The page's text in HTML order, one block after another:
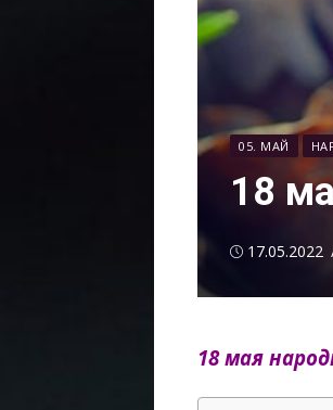
05. МАЙ
18
17.05.2022
18 мая